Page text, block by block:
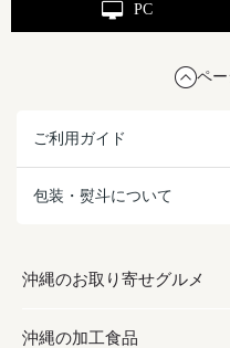
PC
ペ
ご利用ガイド
包装・熨斗について
沖縄のお取り寄せグルメ
お取り寄せグルメ
沖縄の加工食品